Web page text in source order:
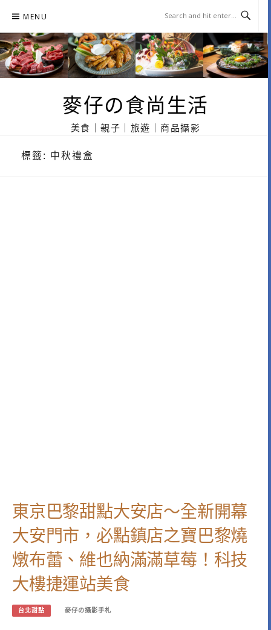
content
MENU
麥仔の食尚生活
美食｜親子｜旅遊｜商品攝影
標籤: 中秋禮盒
東京巴黎甜點大安店～全新開幕
大安門市，必點鎮店之寶巴黎燒
燉布蕾、維也納滿滿草莓！科技
大樓捷運站美食
台北甜點 麥仔の攝影手札